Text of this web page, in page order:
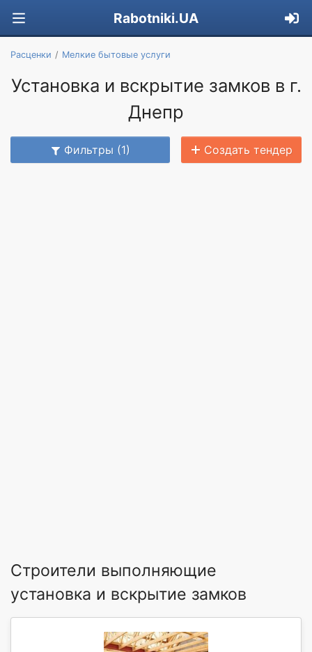
Rabotniki.UA
Расценки Мелкие бытовые услуги
Установка и вскрытие замков в г.
Днепр
Фильтры (1) Создать тендер
Строители выполняющие
установка и вскрытие замков